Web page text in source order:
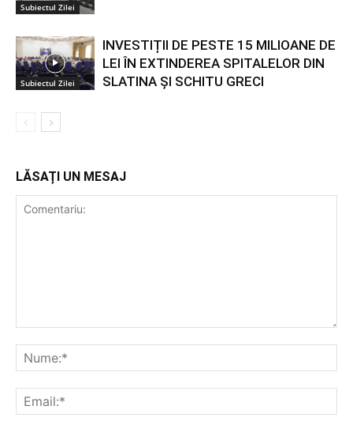
Subiectul Zilei
Subiectul Zilei
INVESTIȚII DE PESTE 15 MILIOANE DE
LEI ÎN EXTINDEREA SPITALELOR DIN
SLATINA ȘI SCHITU GRECI
LĂSAȚI UN MESAJ